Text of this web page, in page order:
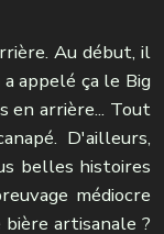
Au début, il
appelé ça le Big
en arrière... Tout
D'ailleurs,
belles histoires
médiocre
artisanale ?